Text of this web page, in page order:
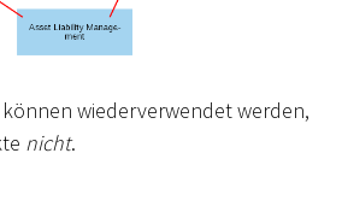
wiederverwendet werden,
nicht.